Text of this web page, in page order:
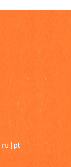
ru pt